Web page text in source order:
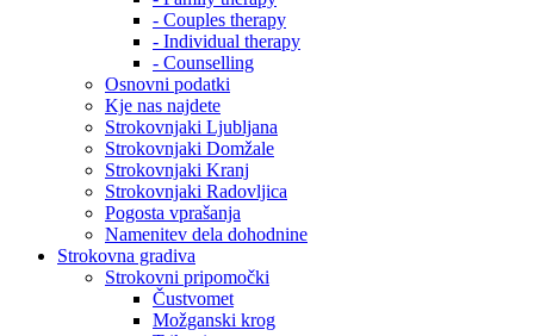
- Couples therapy
- Individual therapy
- Counselling
Osnovni podatki
Kje nas najdete
Strokovnjaki Ljubljana
Strokovnjaki Domžale
Strokovnjaki Kranj
Strokovnjaki Radovljica
Pogosta vprašanja
Namenitev dela dohodnine
Strokovna gradiva
Strokovni pripomočki
Čustvomet
Možganski krog